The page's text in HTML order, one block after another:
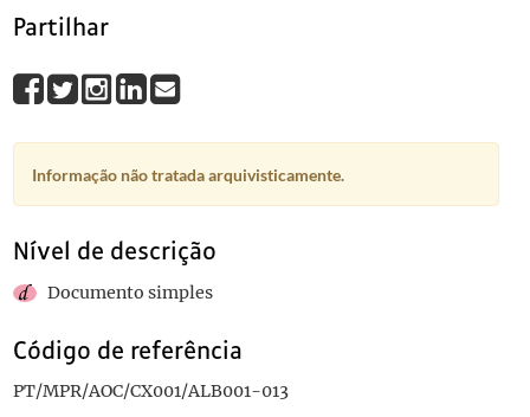
Partilhar
Informação não tratada arquivisticamente.
Nível de descrição
Documento simples
Código de referência
PT/MPR/AOC/CX001/ALB001-013